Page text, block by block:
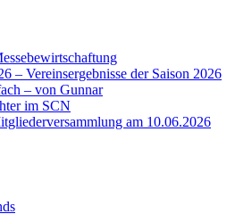
– Vereinsergebnisse der Saison 2026
– von Gunnar
im SCN
am 10.06.2026